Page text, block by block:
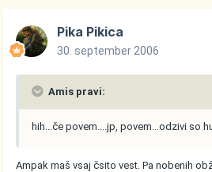
Pika Pikica
30. september 2006
Amis pravi:
hih...če povem....jp, povem...odzivi so
Ampak maš vsaj čsito vest. Pa nobenih